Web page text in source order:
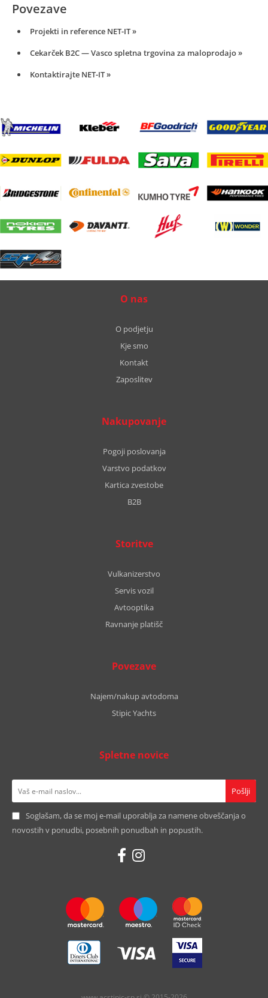
Povezave
Projekti in reference NET-IT
Cekarček B2C — Vasco spletna trgovina za maloprodajo
Kontaktirajte NET-IT
O nas
O podjetju
Kje smo
Kontakt
Zaposlitev
Nakupovanje
Pogoji poslovanja
Varstvo podatkov
Kartica zvestobe
B2B
Storitve
Vulkanizerstvo
Servis vozil
Avtooptika
Ravnanje platišč
Povezave
Najem/nakup avtodoma
Stipic Yachts
Spletne novice
Soglašam, da se moj e-mail uporablja za namene obveščanja o
novostih v ponudbi, posebnih ponudbah in popustih.